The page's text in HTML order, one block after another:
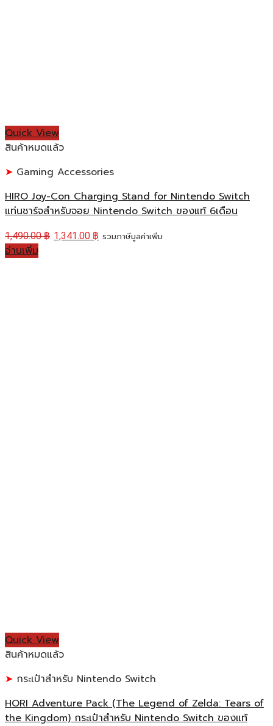
Quick View
สินค้าหมดแล้ว
Gaming Accessories
HIRO Joy-Con Charging Stand for Nintendo Switch
แท่นชาร์จสำหรับจอย Nintendo Switch ของแท้ 6เดือน
1,490.00฿ 1,341.00 ฿ รวมภาษีมูลค่าเพิ่ม
อ่านเพิ่ม
Quick View
สินค้าหมดแล้ว
กระเป๋าสำหรับ Nintendo Switch
HORI Adventure Pack (The Legend of Zelda: Tears of
the Kingdom) กระเป๋าสำหรับ Nintendo Switch ของแท้